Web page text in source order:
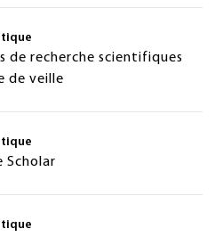
de recherche scientifiques
de veille
Scholar